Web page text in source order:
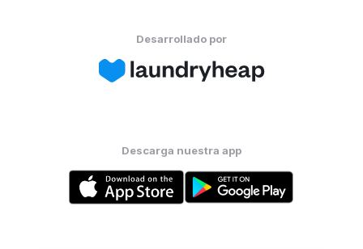
Desarrollado por
Descarga nuestra app